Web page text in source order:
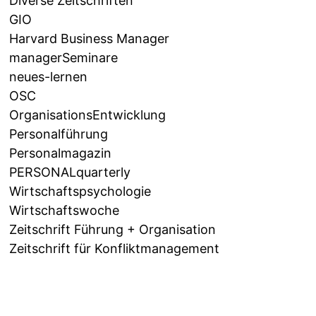
GIO
Harvard Business Manager
managerSeminare
neues-lernen
OSC
OrganisationsEntwicklung
Personalführung
Personalmagazin
PERSONALquarterly
Wirtschaftspsychologie
Wirtschaftswoche
Zeitschrift Führung + Organisation
Zeitschrift für Konfliktmanagement